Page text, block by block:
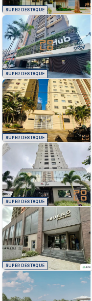
SUPER DESTAQUE
SUPER DESTAQUE
SUPER DESTAQUE
SUPER DESTAQUE
SUPER DESTAQUE